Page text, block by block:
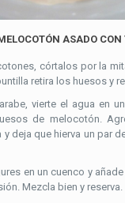
ASADO CON
córtalos por la
retira los huesos y
vierte el agua en
de melocotón.
y deja que hierva un par
en un cuenco y
Mezcla bien y reserva.